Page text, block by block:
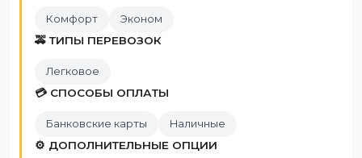
Комфорт Эконом
🚕 ТИПЫ ПЕРЕВОЗОК
Легковое
💳 СПОСОБЫ ОПЛАТЫ
Банковские карты Наличные
⚙️ ДОПОЛНИТЕЛЬНЫЕ ОПЦИИ